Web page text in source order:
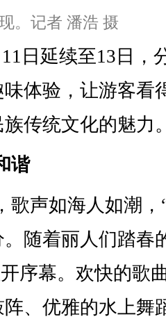
。记者 潘浩 摄
日延续至13日，
体验，让游客看
传统文化的魅力
谐
歌声如海人如潮，
随着丽人们踏春
序幕。欢快的歌
、优雅的水上舞